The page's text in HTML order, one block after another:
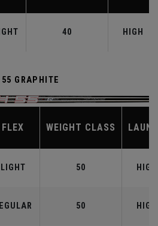
40 HIGH
GRAPHITE
FLEX WEIGHT CLASS
LIGHT 50 HIGH
50 HIGH